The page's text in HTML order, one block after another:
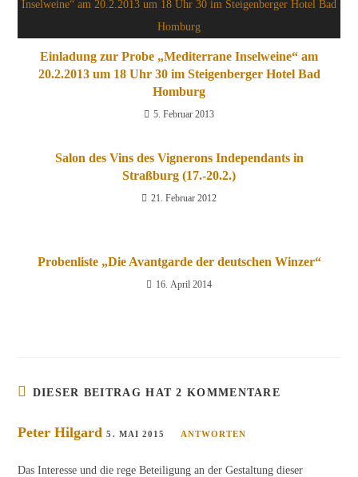
Einladung zur Probe „Mediterrane Inselweine“ am
20.2.2013 um 18 Uhr 30 im Steigenberger Hotel Bad
Homburg
5. Februar 2013
Salon des Vins des Vignerons Independants in
Straßburg (17.-20.2.)
21. Februar 2012
Probenliste „Die Avantgarde der deutschen Winzer“
16. April 2014
DIESER BEITRAG HAT 2 KOMMENTARE
Peter Hilgard 5. MAI 2015 ANTWORTEN
Das Interesse und die rege Beteiligung an der Gestaltung dieser